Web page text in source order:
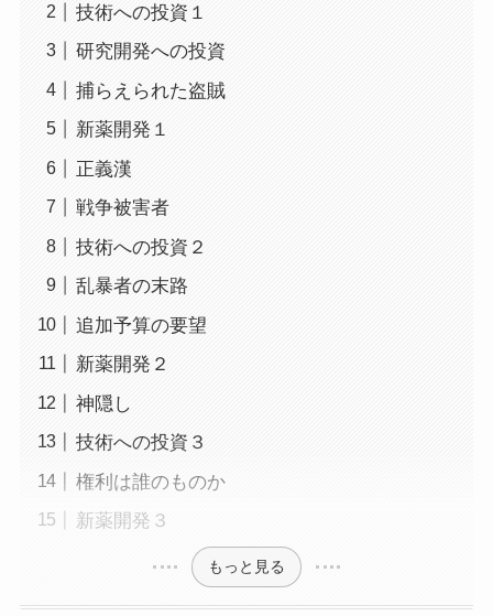
技術への投資１
研究開発への投資
捕らえられた盗賊
新薬開発１
正義漢
戦争被害者
技術への投資２
乱暴者の末路
追加予算の要望
新薬開発２
神隠し
技術への投資３
権利は誰のものか
新薬開発３
もっと見る